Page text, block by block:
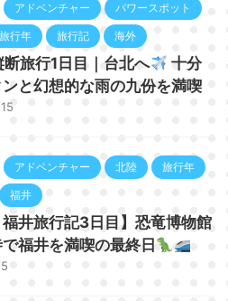
アドベンチャー パワースポット
旅行年 旅行記 海外
断旅行1日目｜台北へ
十分
と幻想的な雨の九份を満喫
アドベンチャー 北陸 旅行年
福井
福井旅行記3日目】恐竜博物館
福井を満喫の最終日